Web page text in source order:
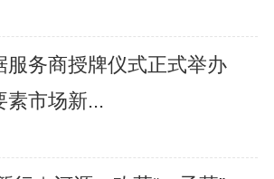
服务商授牌仪式正式举办
素市场新...